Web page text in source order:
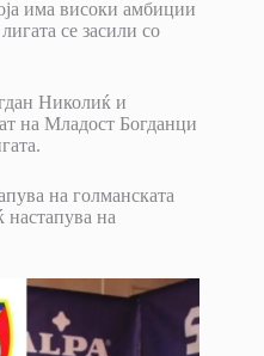
има високи амбиции
се засили со
Николиќ и
на Младост Богданци
на голманската
настапува на